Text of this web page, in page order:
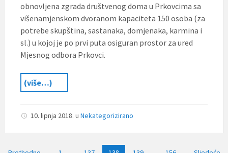
obnovljena zgrada društvenog doma u Prkovcima sa
višenamjenskom dvoranom kapaciteta 150 osoba (za
potrebe skupština, sastanaka, domjenaka, karmina i
sl.) u kojoj je po prvi puta osiguran prostor za ured
Mjesnog odbora Prkovci.
(više…)
10. lipnja 2018. u Nekategorizirano